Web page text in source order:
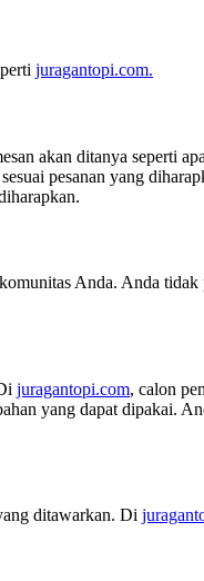
juragantopi.com.
akan ditanya seperti
pesanan yang
Anda. Anda
juragantopi.com, calon
yang dapat dipakai.
ditawarkan. Di